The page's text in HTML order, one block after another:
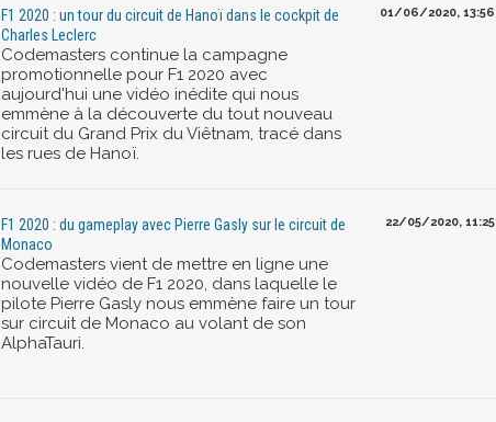
F1 2020 : un tour du circuit de Hanoï dans le cockpit de
Charles Leclerc
Codemasters continue la campagne
promotionnelle pour F1 2020 avec
aujourd'hui une vidéo inédite qui nous
emmène à la découverte du tout nouveau
circuit du Grand Prix du Viêtnam, tracé dans
les rues de Hanoï.
01/06/2020, 13:56
F1 2020 : du gameplay avec Pierre Gasly sur le circuit de
Monaco
Codemasters vient de mettre en ligne une
nouvelle vidéo de F1 2020, dans laquelle le
pilote Pierre Gasly nous emmène faire un tour
sur circuit de Monaco au volant de son
AlphaTauri.
22/05/2020, 11:25